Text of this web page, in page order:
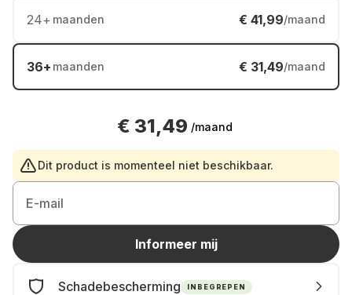
24+ maanden € 41,99/maand
36+ maanden € 31,49/maand
€ 31,49 /maand
Dit product is momenteel niet beschikbaar.
E-mail
Informeer mij
Schadebescherming INBEGREPEN